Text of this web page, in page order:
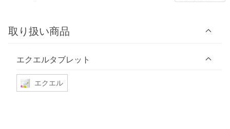
取り扱い商品
エクエルタブレット
エクエル